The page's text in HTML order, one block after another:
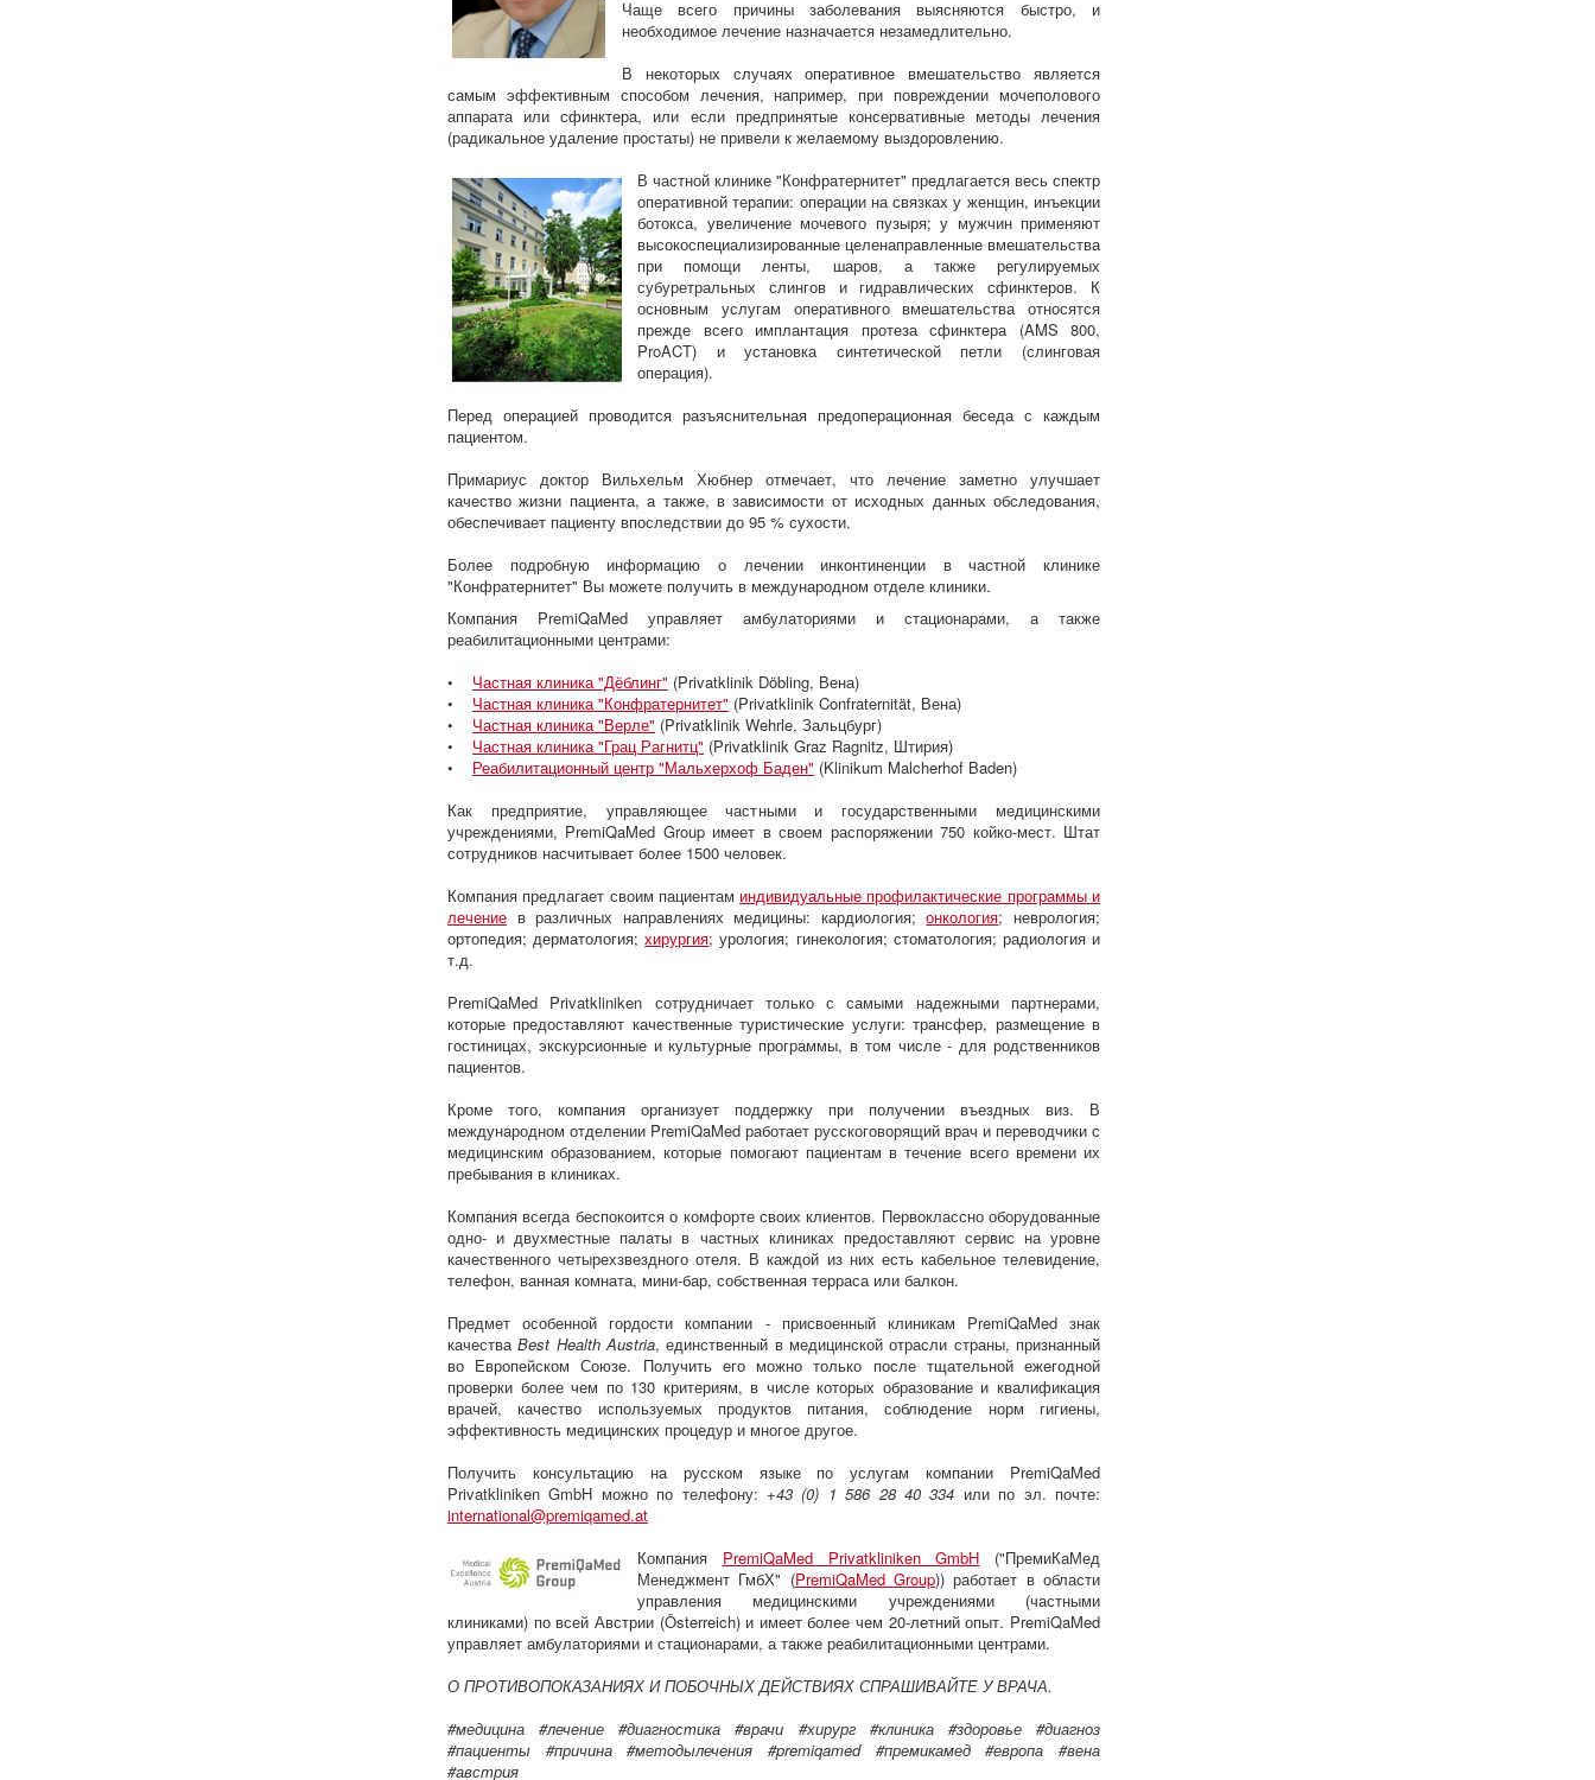
Чаще всего причины заболевания выясняются быстро, и
необходимое лечение назначается незамедлительно.
В некоторых случаях оперативное вмешательство является
самым эффективным способом лечения, например, при повреждении мочеполового
аппарата или сфинктера, или если предпринятые консервативные методы лечения
(радикальное удаление простаты) не привели к желаемому выздоровлению.
В частной клинике "Конфратернитет" предлагается весь спектр
оперативной терапии: операции на связках у женщин, инъекции
ботокса, увеличение мочевого пузыря; у мужчин применяют
высокоспециализированные целенаправленные вмешательства
при помощи ленты, шаров, а также регулируемых
субуретральных слингов и гидравлических сфинктеров. К
основным услугам оперативного вмешательства относятся
прежде всего имплантация протеза сфинктера (AMS 800,
ProACT) и установка синтетической петли (слинговая
операция).
Перед операцией проводится разъяснительная предоперационная беседа с каждым
пациентом.
Примариус доктор Вильхельм Хюбнер отмечает, что лечение заметно улучшает
качество жизни пациента, а также, в зависимости от исходных данных обследования,
обеспечивает пациенту впоследствии до 95 % сухости.
Более подробную информацию о лечении инконтиненции в частной клинике
"Конфратернитет" Вы можете получить в международном отделе клиники.
Компания PremiQaMed управляет амбулаториями и стационарами, а также
реабилитационными центрами:
• Частная клиника "Дёблинг" (Privatklinik Döbling, Вена)
• Частная клиника "Конфратернитет" (Privatklinik Confraternität, Вена)
• Частная клиника "Верле" (Privatklinik Wehrle, Зальцбург)
• Частная клиника "Грац Рагнитц" (Privatklinik Graz Ragnitz, Штирия)
• Реабилитационный центр "Мальхерхоф Баден" (Klinikum Malcherhof Baden)
Как предприятие, управляющее частными и государственными медицинскими
учреждениями, PremiQaMed Group имеет в своем распоряжении 750 койко-мест. Штат
сотрудников насчитывает более 1500 человек.
Компания предлагает своим пациентаминдивидуальные профилактические программы и
лечение в различных направлениях медицины: кардиология;онкология; неврология;
ортопедия; дерматология;хирургия; урология; гинекология; стоматология; радиология и
т.д.
PremiQaMed Privatkliniken сотрудничает только с самыми надежными партнерами,
которые предоставляют качественные туристические услуги: трансфер, размещение в
гостиницах, экскурсионные и культурные программы, в том числе - для родственников
пациентов.
Кроме того, компания организует поддержку при получении въездных виз. В
международном отделении PremiQaMed работает русскоговорящий врач и переводчики с
медицинским образованием, которые помогают пациентам в течение всего времени их
пребывания в клиниках.
Компания всегда беспокоится о комфорте своих клиентов. Первоклассно оборудованные
одно- и двухместные палаты в частных клиниках предоставляют сервис на уровне
качественного четырехзвездного отеля. В каждой из них есть кабельное телевидение,
телефон, ванная комната, мини-бар, собственная терраса или балкон.
Предмет особенной гордости компании - присвоенный клиникам PremiQaMed знак
качестваBest Health Austria, единственный в медицинской отрасли страны, признанный
во Европейском Союзе. Получить его можно только после тщательной ежегодной
проверки более чем по 130 критериям, в числе которых образование и квалификация
врачей, качество используемых продуктов питания, соблюдение норм гигиены,
эффективность медицинских процедур и многое другое.
Получить консультацию на русском языке по услугам компании PremiQaMed
Privatkliniken GmbH можно по телефону: +43 (0) 1 586 28 40 334 или по эл. почте:
international@premiqamed.at
Компания PremiQaMed Privatkliniken GmbH ("ПремиКаМед
Менеджмент ГмбХ" (PremiQaMed Group)) работает в области
управления медицинскими учреждениями (частными
клиниками) по всей Австрии (Österreich) и имеет более чем 20-летний опыт. PremiQaMed
управляет амбулаториями и стационарами, а также реабилитационными центрами.
О ПРОТИВОПОКАЗАНИЯХ И ПОБОЧНЫХ ДЕЙСТВИЯХ СПРАШИВАЙТЕ У ВРАЧА.
#медицина #лечение #диагностика #врачи #хирург #клиника #здоровье #диагноз
#пациенты #причина #методылечения #premiqamed #премикамед #европа #вена
#австрия